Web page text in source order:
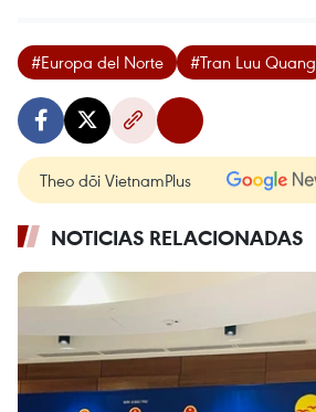
#Europa del Norte #Tran Luu Quang
Theo dõi VietnamPlus
NOTICIAS RELACIONADAS